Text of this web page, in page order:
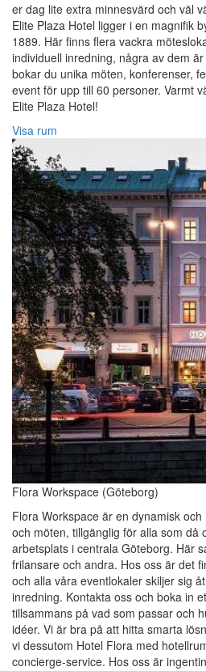
er dag lite extra minnesvärd och väl
Elite Plaza Hotel ligger i en magnifik
1889. Här finns flera vackra
individuell inredning, några av dem
bokar du unika möten, konferenser,
event för upp till 60 personer. Varmt
Elite Plaza Hotel!‎
Visa rum
Flora Workspace (Göteborg)
Flora Workspace är en dynamisk
och möten, tillgänglig för alla som då
arbetsplats i centrala Göteborg. Här
frilansare och andra. Hos oss är det
och alla våra eventlokaler skiljer sig
inredning. Kontakta oss och boka in
tillsammans på vad som passar och
idéer. Vi är bra på att hitta smarta
vi dessutom Hotel Flora med
concierge-service. Hos oss är